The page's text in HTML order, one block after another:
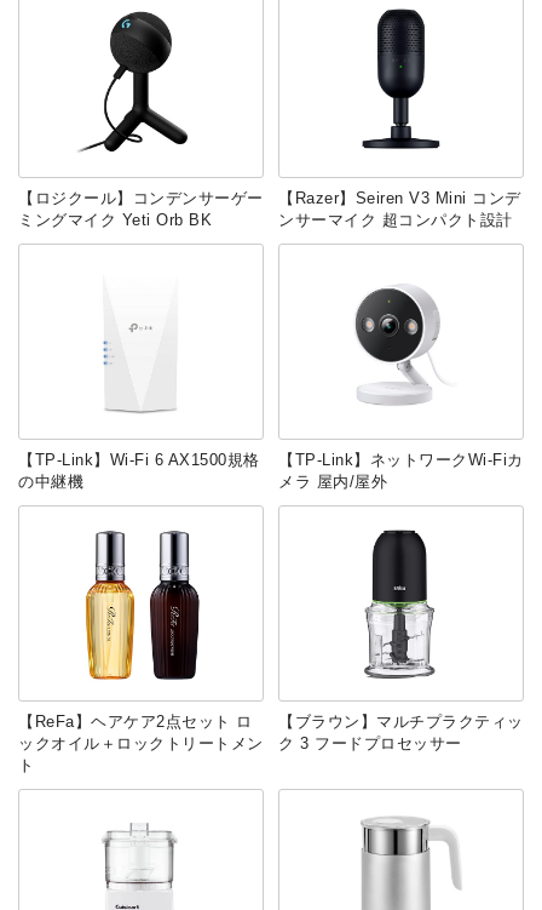
‎【ロジクール】コンデンサーゲー
ミングマイク Yeti Orb BK
【Razer】Seiren V3 Mini コンデ
ンサーマイク 超コンパクト設計
【TP-Link】Wi-Fi 6 AX1500規格
の中継機
【TP-Link】ネットワークWi-Fiカ
メラ 屋内/屋外
【ReFa】ヘアケア2点セット ロ
ックオイル＋ロックトリートメン
ト
【ブラウン】マルチプラクティッ
ク 3 フードプロセッサー